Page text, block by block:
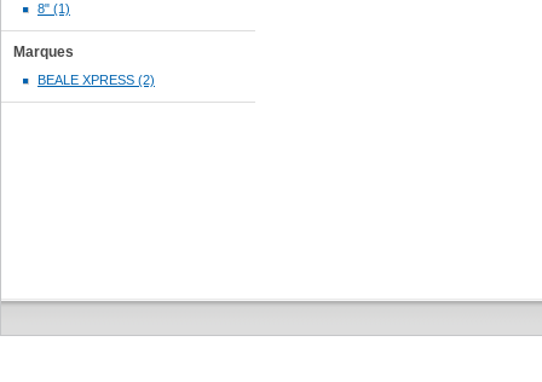
8" (1)
Marques
BEALE XPRESS (2)